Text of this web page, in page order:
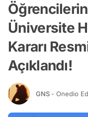
Üniversite
Kararı
Açıklandı!
GNS - Onedio